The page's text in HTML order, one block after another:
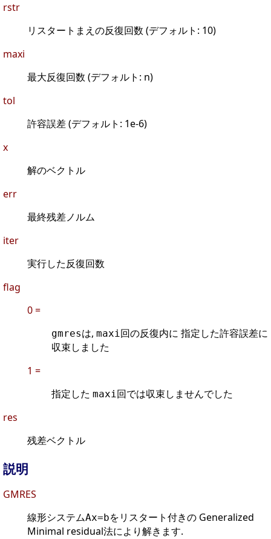
rstr
リスタートまえの反復回数 (デフォルト: 10)
maxi
最大反復回数 (デフォルト: n)
tol
許容誤差 (デフォルト: 1e-6)
x
解のベクトル
err
最終残差ノルム
iter
実行した反復回数
flag
0 =
gmresは, maxi回の反復内に 指定した許容誤差に
収束しました
1 =
指定した maxi回では収束しませんでした
res
残差ベクトル
説明
GMRES
線形システムAx=bをリスタート付きの Generalized
Minimal residual法により解きます.